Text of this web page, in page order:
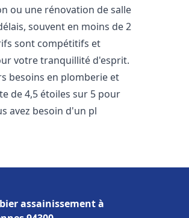
ou une rénovation de salle
souvent en moins de 2
sont compétitifs et
votre tranquillité d'esprit.
besoins en plomberie et
de 4,5 étoiles sur 5 pour
avez besoin d'un pl
assainissement à